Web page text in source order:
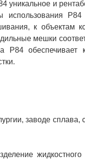
уникальное и
к объектам
мешки
P84 обеспечивает
заводе